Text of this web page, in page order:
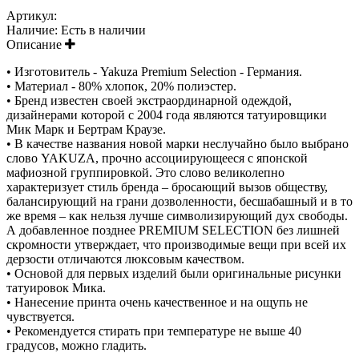
Артикул:
Наличие: Есть в наличии
Описание
• Изготовитель - Yakuza Premium Selection - Германия.
• Материал - 80% хлопок, 20% полиэстер.
• Бренд известен своей экстраординарной одеждой,
дизайнерами которой с 2004 года являются татуировщики
Мик Марк и Бертрам Краузе.
• В качестве названия новой марки неслучайно было выбрано
слово YAKUZA, прочно ассоциирующееся с японской
мафиозной группировкой. Это слово великолепно
характеризует стиль бренда – бросающий вызов обществу,
балансирующий на грани дозволенности, бесшабашный и в то
же время – как нельзя лучше символизирующий дух свободы.
А добавленное позднее PREMIUM SELECTION без лишней
скромности утверждает, что производимые вещи при всей их
дерзости отличаются люксовым качеством.
• Основой для первых изделий были оригинальные рисунки
татуировок Мика.
• Нанесение принта очень качественное и на ощупь не
чувствуется.
• Рекомендуется стирать при температуре не выше 40
градусов, можно гладить.